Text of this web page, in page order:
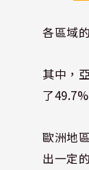
各區域
其中，
了
歐洲地
出一定